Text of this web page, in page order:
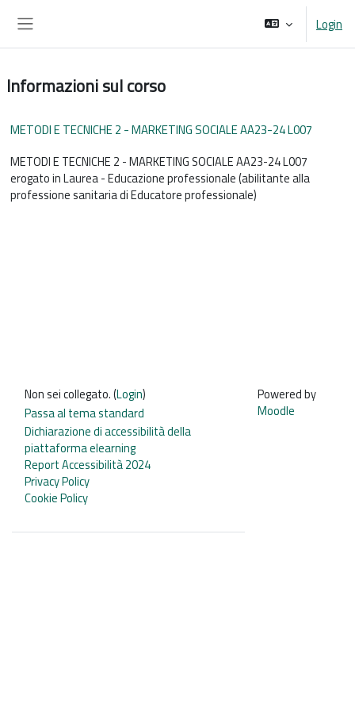
Login
Informazioni sul corso
METODI E TECNICHE 2 - MARKETING SOCIALE AA23-24 L007
METODI E TECNICHE 2 - MARKETING SOCIALE AA23-24 L007
erogato in Laurea - Educazione professionale (abilitante alla
professione sanitaria di Educatore professionale)
Non sei collegato. (Login)
Passa al tema standard
Dichiarazione di accessibilità della
piattaforma elearning
Report Accessibilità 2024
Privacy Policy
Cookie Policy
Powered by
Moodle